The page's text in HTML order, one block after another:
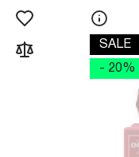
SALE
- 20%